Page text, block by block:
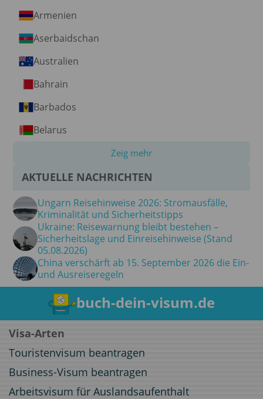
Armenien
Aserbaidschan
Australien
Bahrain
Barbados
Belarus
Zeig mehr
AKTUELLE NACHRICHTEN
Ungarn Reisehinweise 2026: Stromausfälle,
Kriminalität und Sicherheitstipps
Ukraine: Reisewarnung bleibt bestehen –
Sicherheitslage und Einreisehinweise (Stand
05.08.2026)
China verschärft ab 15. September 2026 die Ein-
und Ausreiseregeln
buch-dein-visum.de
Visa-Arten
Touristenvisum beantragen
Business-Visum beantragen
Arbeitsvisum für Auslandsaufenthalt